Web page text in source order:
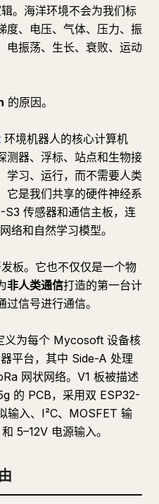
。海洋环境不会为我们标
度、电压、气体、压力、振
电振荡、生长、衰败、运动
的原因。
环境机器人的核心计算机
器、浮标、站点和生物接
学习、运行，而不需要人类
它是我们共享的硬件神经系
传感器和通信主板，连
络和自然学习模型。
板。它也不仅仅是一个物
非人类通信打造的第一台计
信号进行通信。
为每个 Mycosoft 设备核
平台，其中 Side-A 处理
网状网络。V1 板被描述
的 PCB，采用双 ESP32-
输入、I²C、MOSFET 输
5–12V 电源输入。